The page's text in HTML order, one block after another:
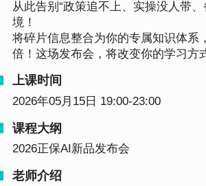
从此告别“政策追不上、实操没人带、
境！
将碎片信息整合为你的专属知识体系
倍！这场发布会，将改变你的学习方
上课时间
2026年05月15日 19:00-23:00
课程大纲
2026正保AI新品发布会
老师介绍